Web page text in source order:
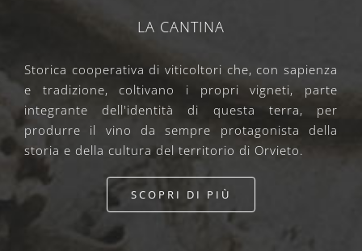
LA CANTINA
Storica cooperativa di viticoltori che, con sapienza
e tradizione, coltivano i propri vigneti, parte
integrante dell'identità di questa terra, per
produrre il vino da sempre protagonista della
storia e della cultura del territorio di Orvieto.
SCOPRI DI PIÙ